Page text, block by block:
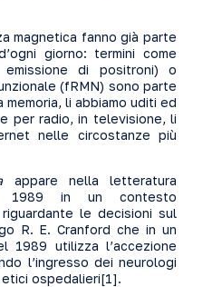
magnetica fanno già parte
giorno: termini come
di positroni) o
(fRMN) sono parte
li abbiamo uditi ed
per radio, in televisione, li
nelle circostanze più
appare nella letteratura
1989 in un contesto
le decisioni sul
R. E. Cranford che in un
1989 utilizza l’accezione
l’ingresso dei neurologi
ospedalieri[1].